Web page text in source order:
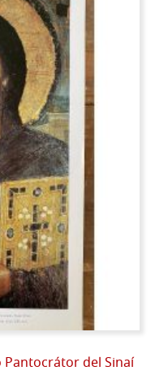
del Sinaí